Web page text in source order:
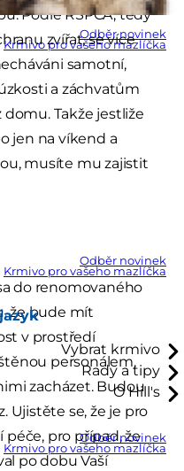
Odběr novinek
Krmivo pro vašeho mazlíčka
Odběr novinek
Krmivo pro vašeho mazlíčka
Vybrat krmivo
Rady a tipy
O Hill's
Odběr novinek
Krmivo pro vašeho mazlíčka
Podle RSPCA, tedy
zvířat, se více
samotní,
a záchvatům
domu. Takže jestliže
jen na víkend a
musíte mu zajistit
do renomovaného
že bude mít
v prostředí
personálem,
zacházet. Budou
Ujistěte se, že je pro
péče, pro případ, že
po dobu Vaší